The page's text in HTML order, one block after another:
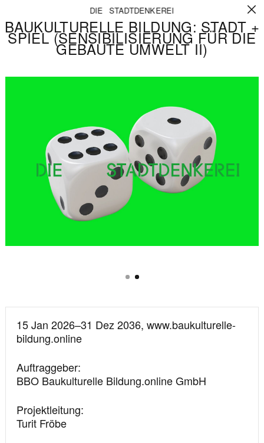
DIE STADTDENKEREI
BAUKULTURELLE BILDUNG: STADT +
SPIEL (SENSIBILISIERUNG FÜR DIE
GEBAUTE UMWELT II)
1
Informationen
Datum
und
15 Jan 2026–31 Dez 2036, www.baukulturelle-
bildung.online
Auftraggeber
BBO Baukulturelle Bildung.online GmbH
Projektleitung
Turit Fröbe